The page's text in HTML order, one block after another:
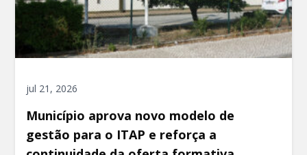
jul 21, 2026
Município aprova novo modelo de
gestão para o ITAP e reforça a